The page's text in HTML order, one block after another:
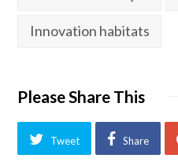
Innovation habitats
Please Share This
Tweet Share